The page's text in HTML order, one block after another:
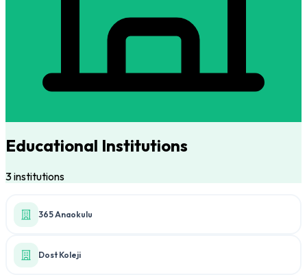
Educational Institutions
3 institutions
365 Anaokulu
Dost Koleji